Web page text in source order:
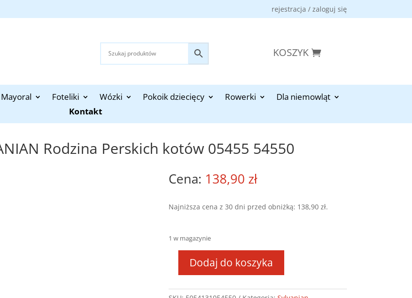
rejestracja / zaloguj się
KOSZYK
Foteliki Wózki Pokoik dziecięcy Rowerki
Dla niemowląt
Kontakt
Rodzina Perskich kotów 05455 54550
138,90 zł
Najniższa cena z 30 dni przed obniżką: 138,90zł.
1 w magazynie
SYLVANIAN
Rodzina
Dodaj do koszyka